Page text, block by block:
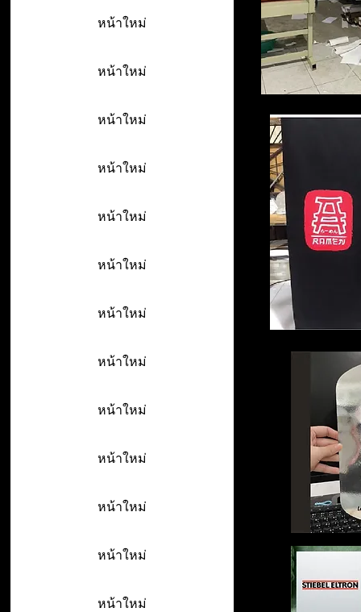
หน้าใหม่
หน้าใหม่
หน้าใหม่
หน้าใหม่
หน้าใหม่
หน้าใหม่
หน้าใหม่
หน้าใหม่
หน้าใหม่
หน้าใหม่
หน้าใหม่
หน้าใหม่
หน้าใหม่